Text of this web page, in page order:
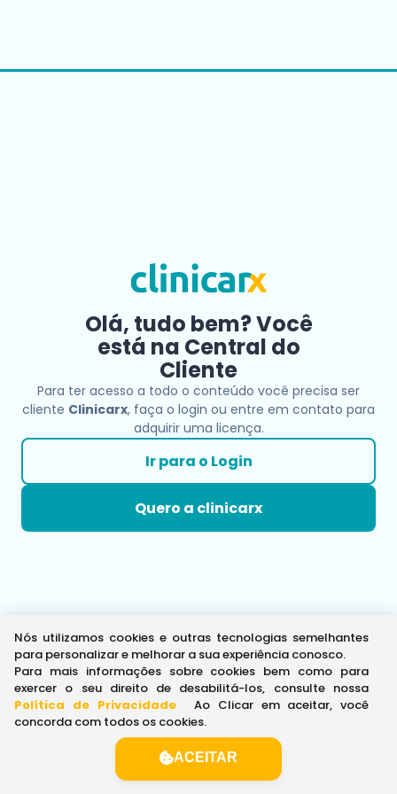
Olá, tudo bem? Você
está na Central do
Cliente
Para ter acesso a todo o conteúdo você precisa ser
cliente Clinicarx, faça o login ou entre em contato para
adquirir uma licença.
Ir para o Login
Quero a clinicarx
Nós utilizamos cookies e outras tecnologias semelhantes
para personalizar e melhorar a sua experiência conosco.
Para mais informações sobre cookies bem como para
exercer o seu direito de desabilitá-los, consulte nossa
Política de Privacidade.
Ao Clicar em aceitar, você
concorda com todos os cookies.
ACEITAR